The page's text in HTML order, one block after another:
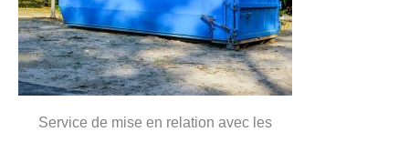
Service de mise en relation avec les